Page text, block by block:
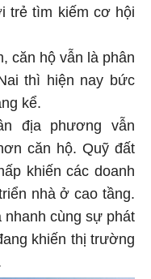
trẻ tìm kiếm cơ hội
căn hộ vẫn là phân
thì hiện nay bức
kể.
địa phương vẫn
căn hộ. Quỹ đất
khiến các doanh
nhà ở cao tầng.
nhanh cùng sự phát
khiến thị trường